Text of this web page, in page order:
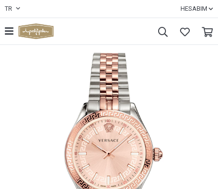
TR HESABIM